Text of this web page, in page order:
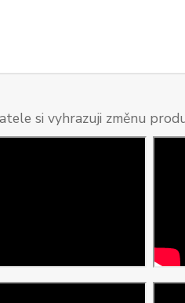
si vyhrazuji změnu